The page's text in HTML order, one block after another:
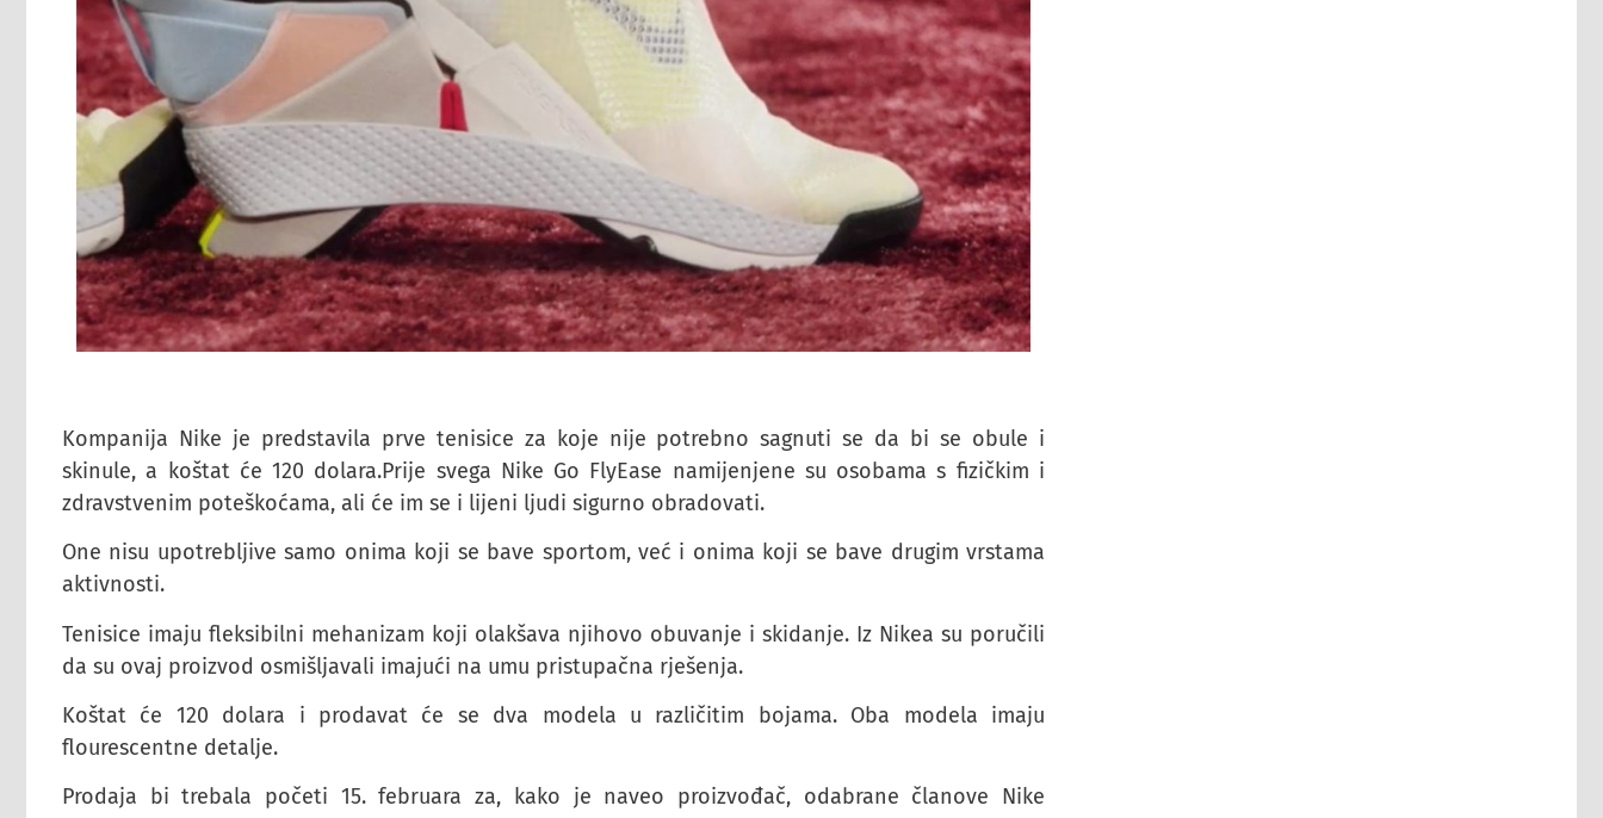
Kompanija Nike je predstavila prve tenisice za koje nije potrebno sagnuti se da bi se obule i
skinule, a koštat će 120 dolara.Prije svega Nike Go FlyEase namijenjene su osobama s fizičkim i
zdravstvenim poteškoćama, ali će im se i lijeni ljudi sigurno obradovati.
One nisu upotrebljive samo onima koji se bave sportom, već i onima koji se bave drugim vrstama
aktivnosti.
Tenisice imaju fleksibilni mehanizam koji olakšava njihovo obuvanje i skidanje. Iz Nikea su poručili
da su ovaj proizvod osmišljavali imajući na umu pristupačna rješenja.
Koštat će 120 dolara i prodavat će se dva modela u različitim bojama. Oba modela imaju
flourescentne detalje.
Prodaja bi trebala početi 15. februara za, kako je naveo proizvođač, odabrane članove Nike